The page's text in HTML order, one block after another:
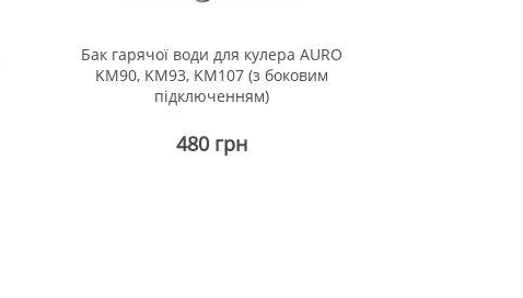
Бак гарячої води для кулера AURO
KM90, KM93, KM107 (з боковим
підключенням)
480 грн